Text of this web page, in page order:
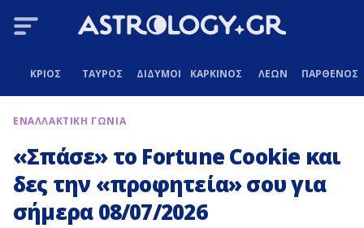
ΚΡΙΟΣ ΤΑΥΡΟΣ ΔΙΔΥΜΟΙ ΚΑΡΚΙΝΟΣ ΛΕΩΝ ΠΑΡΘΕΝΟΣ
ΕΝΑΛΛΑΚΤΙΚΗ ΓΩΝΙΑ
«Σπάσε» το Fortune Cookie και
δες την «προφητεία» σου για
σήμερα 08/07/2026